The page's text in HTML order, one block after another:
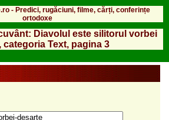
- Predici, rugăciuni, filme, cărți, conferințe
ortodoxe
Diavolul este silitorul vorbei
categoria Text, pagina 3